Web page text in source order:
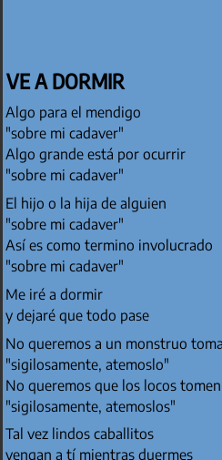
VE A DORMIR
Algo para el mendigo
"sobre mi cadaver"
Algo grande está por ocurrir
"sobre mi cadaver"
El hijo o la hija de alguien
"sobre mi cadaver"
Así es como termino involucrado
"sobre mi cadaver"
Me iré a dormir
y dejaré que todo pase
No queremos a un monstruo
"sigilosamente, atemoslo"
No queremos que los locos
"sigilosamente, atemoslos"
Tal vez lindos caballitos
vengan a tí mientras duermes